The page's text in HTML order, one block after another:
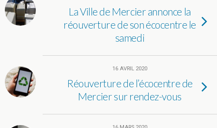
La Ville de Mercier annonce la
réouverture de son écocentre le
samedi
16 AVRIL 2020
Réouverture de l’écocentre de
Mercier sur rendez-vous